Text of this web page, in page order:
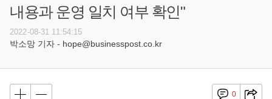
내용과 운영 일치 여부 확인"
2022-08-31 11:54:15
박소망 기자 - hope@businesspost.co.kr
0